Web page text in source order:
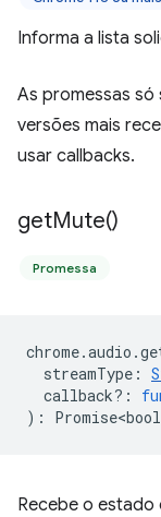
Informa a lista
As promessas só
versões mais
usar callbacks.
getMute()
Promessa
chrome.audio .
streamType :
callback? :
) :
Recebe o